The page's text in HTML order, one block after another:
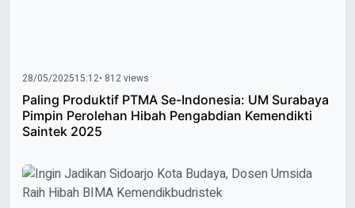
28/05/202515:12• 812 views
Paling Produktif PTMA Se-Indonesia: UM Surabaya
Pimpin Perolehan Hibah Pengabdian Kemendikti
Saintek 2025